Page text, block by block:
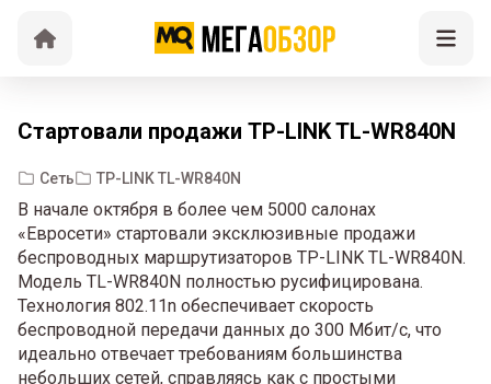
Стартовали продажи TP-LINK TL-WR840N
Сеть TP-LINK TL-WR840N
В начале октября в более чем 5000 салонах
«Евросети» стартовали эксклюзивные продажи
беспроводных маршрутизаторов TP-LINK TL-WR840N.
Модель TL-WR840N полностью русифицирована.
Технология 802.11n обеспечивает скорость
беспроводной передачи данных до 300 Мбит/с, что
идеально отвечает требованиям большинства
небольших сетей, справляясь как с простыми